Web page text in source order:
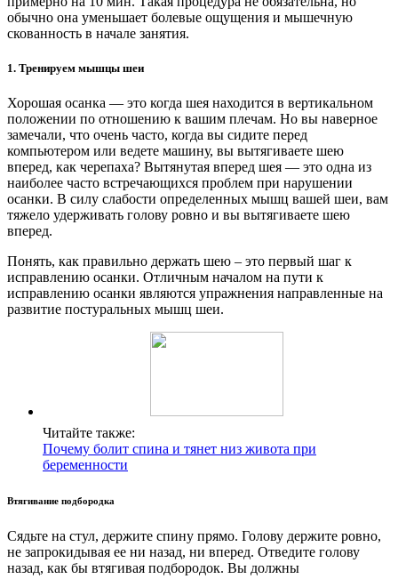
обычно она уменьшает болевые ощущения и мышечную
скованность в начале занятия.
1. Тренируем мышцы шеи
Хорошая осанка — это когда шея находится в вертикальном
положении по отношению к вашим плечам. Но вы наверное
замечали, что очень часто, когда вы сидите перед
компьютером или ведете машину, вы вытягиваете шею
вперед, как черепаха? Вытянутая вперед шея — это одна из
наиболее часто встречающихся проблем при нарушении
осанки. В силу слабости определенных мышц вашей шеи, вам
тяжело удерживать голову ровно и вы вытягиваете шею
вперед.
Понять, как правильно держать шею – это первый шаг к
исправлению осанки. Отличным началом на пути к
исправлению осанки являются упражнения направленные на
развитие постуральных мышц шеи.
Читайте также:
Почему болит спина и тянет низ живота при
беременности
Втягивание подбородка
Сядьте на стул, держите спину прямо. Голову держите ровно,
не запрокидывая ее ни назад, ни вперед. Отведите голову
назад, как бы втягивая подбородок. Вы должны